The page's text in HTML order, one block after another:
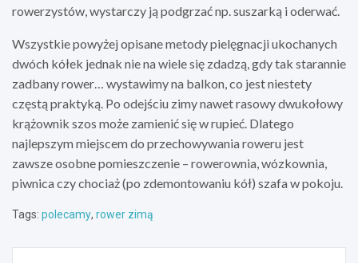
rowerzystów, wystarczy ją podgrzać np. suszarką i oderwać.
Wszystkie powyżej opisane metody pielęgnacji ukochanych
dwóch kółek jednak nie na wiele się zdadzą, gdy tak starannie
zadbany rower… wystawimy na balkon, co jest niestety
częstą praktyką. Po odejściu zimy nawet rasowy dwukołowy
krążownik szos może zamienić się w rupieć. Dlatego
najlepszym miejscem do przechowywania roweru jest
zawsze osobne pomieszczenie – rowerownia, wózkownia,
piwnica czy chociaż (po zdemontowaniu kół) szafa w pokoju.
Tags: polecamy, rower zimą